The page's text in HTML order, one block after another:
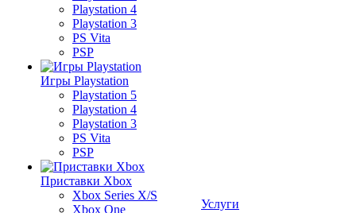
Playstation 4
Playstation 3
PS Vita
PSP
Игры Playstation
Playstation 5
Playstation 4
Playstation 3
PS Vita
PSP
Приставки Xbox
Xbox Series X/S
Xbox One
Услуги